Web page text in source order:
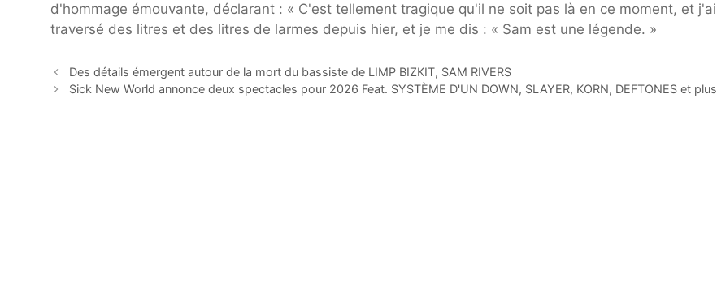
d'hommage émouvante, déclarant : « C'est tellement tragique qu'il ne soit pas là en ce moment, et j'ai
traversé des litres et des litres de larmes depuis hier, et je me dis : « Sam est une légende. »
Des détails émergent autour de la mort du bassiste de LIMP BIZKIT, SAM RIVERS
Sick New World annonce deux spectacles pour 2026 Feat. SYSTÈME D'UN DOWN, SLAYER, KORN, DEFTONES et plus